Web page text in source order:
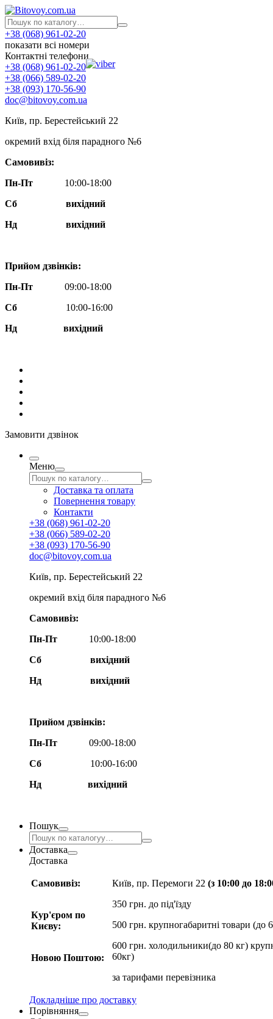
+38 (068) 961-02-20
показати всі номери
Контактні телефони
+38 (068) 961-02-20
+38 (066) 589-02-20
+38 (093) 170-56-90
doc@bitovoy.com.ua
Київ, пр. Берестейський 22
окремий вхід біля парадного №6
Самовивіз:
Пн-Пт
10:00-18:00
Сб
вихідний
Нд
вихідний
Прийом дзвінків:
Пн-Пт
09:00-18:00
Сб
10:00-16:00
Нд вихідний
Замовити дзвінок
Меню
Доставка та оплата
Повернення товару
Контакти
+38 (068) 961-02-20
+38 (066) 589-02-20
+38 (093) 170-56-90
doc@bitovoy.com.ua
Київ, пр. Берестейський 22
окремий вхід біля парадного №6
Самовивіз:
Пн-Пт
10:00-18:00
Сб
вихідний
Нд
вихідний
Прийом дзвінків:
Пн-Пт
09:00-18:00
Сб
10:00-16:00
Нд вихідний
Пошук
Доставка
Доставка
Самовивіз:
Кур'єром по
Києву:
Новою Поштою:
Київ, пр. Перемоги 22 (з 10:00 до
350 грн. до під'їзду
500 грн. крупногабаритні товари (до
600 грн. холодильники(до 80 кг)
60кг)
за тарифами перевізника
Докладніше про доставку
Порівняння